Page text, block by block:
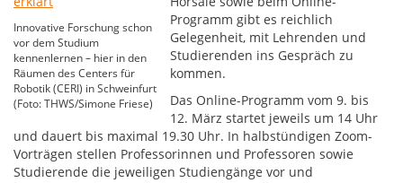
Innovative Forschung schon
vor dem Studium
kennenlernen – hier in den
Räumen des Centers für
Robotik (CERI) in Schweinfurt
(Foto: THWS/Simone Friese)
Programm gibt es reichlich
Gelegenheit, mit Lehrenden und
Studierenden ins Gespräch zu
kommen.
Das Online-Programm vom 9. bis
12. März startet jeweils um 14 Uhr
und dauert bis maximal 19.30 Uhr. In halbstündigen Zoom-
Vorträgen stellen Professorinnen und Professoren sowie
Studierende die jeweiligen Studiengänge vor und